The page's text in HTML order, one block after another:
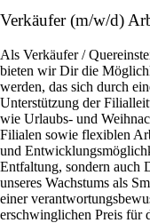
Verkäufer (m/w/d)
Als Verkäufer /
bieten wir Dir die
werden, das sich durch
Unterstützung der
wie Urlaubs- und
Filialen sowie flexiblen
und
Entfaltung, sondern auch
unseres Wachstums als
einer
erschwinglichen Preis für